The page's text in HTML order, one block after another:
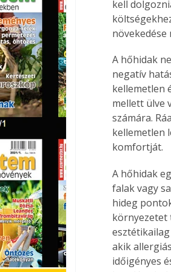
kell
növekedése
A hőhidak
negatív
kellemetlen
mellett ülve
számára.
kellemetlen
komfortját.
A hőhidak
falak vagy
hideg
környezetet
akik
időigényes